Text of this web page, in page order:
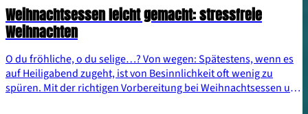
Weihnachtsessen leicht gemacht: stressfreie
Weihnachten
O du fröhliche, o du selige…? Von wegen: Spätestens, wenn es
auf Heiligabend zugeht, ist von Besinnlichkeit oft wenig zu
spüren. Mit der richtigen Vorbereitung bei Weihnachtsessen und